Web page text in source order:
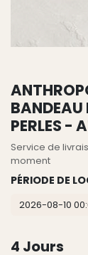
BANDEAU
PERLES -
Service de
moment
PÉRIODE DE
4 Jours